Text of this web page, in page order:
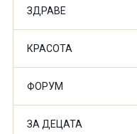
ЗДРАВЕ
КРАСОТА
ФОРУМ
ЗА ДЕЦАТА